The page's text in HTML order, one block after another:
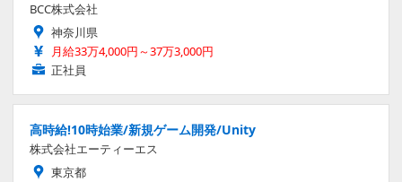
BCC株式会社
神奈川県
月給33万4,000円～37万3,000円
正社員
高時給!10時始業/新規ゲーム開発/Unity
株式会社エーティーエス
東京都